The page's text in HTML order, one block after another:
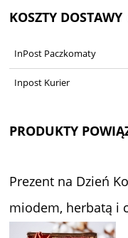
KOSZTY DOSTAWY
InPost Paczkomaty
Inpost Kurier
PRODUKTY
Prezent na Dzień
miodem, herbatą i